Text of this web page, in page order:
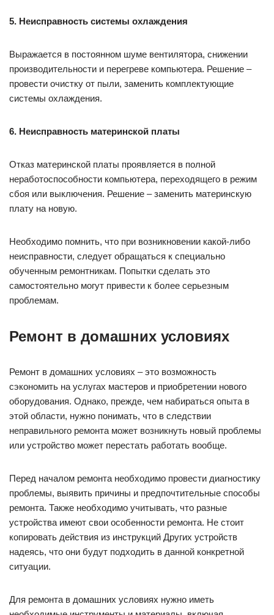
5. Неисправность системы охлаждения
Выражается в постоянном шуме вентилятора, снижении
производительности и перегреве компьютера. Решение –
провести очистку от пыли, заменить комплектующие
системы охлаждения.
6. Неисправность материнской платы
Отказ материнской платы проявляется в полной
неработоспособности компьютера, переходящего в режим
сбоя или выключения. Решение – заменить материнскую
плату на новую.
Необходимо помнить, что при возникновении какой-либо
неисправности, следует обращаться к специально
обученным ремонтникам. Попытки сделать это
самостоятельно могут привести к более серьезным
проблемам.
Ремонт в домашних условиях
Ремонт в домашних условиях – это возможность
сэкономить на услугах мастеров и приобретении нового
оборудования. Однако, прежде, чем набираться опыта в
этой области, нужно понимать, что в следствии
неправильного ремонта может возникнуть новый проблемы
или устройство может перестать работать вообще.
Перед началом ремонта необходимо провести диагностику
проблемы, выявить причины и предпочтительные способы
ремонта. Также необходимо учитывать, что разные
устройства имеют свои особенности ремонта. Не стоит
копировать действия из инструкций Других устройств
надеясь, что они будут подходить в данной конкретной
ситуации.
Для ремонта в домашних условиях нужно иметь